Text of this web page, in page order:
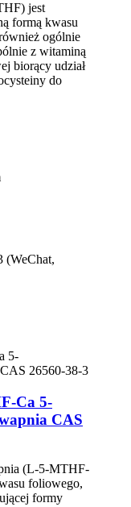
jest
formą kwasu
ogólnie
z witaminą
biorący udział
do
(WeChat,
Ca 5-
CAS
(L-5-MTHF-
foliowego,
formy